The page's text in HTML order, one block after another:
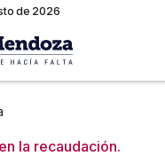
de 2026
la recaudación.